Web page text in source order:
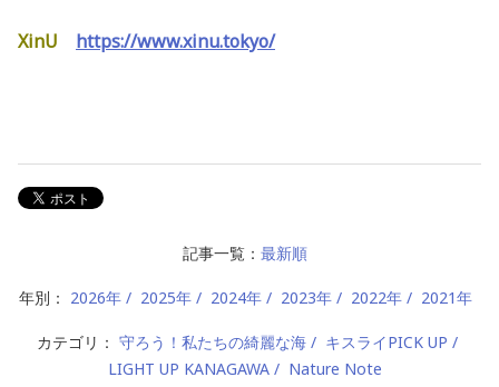
XinU https://www.xinu.tokyo/
記事一覧： 最新順
年別： 2026年 2025年 2024年 2023年 2022年 2021年
カテゴリ： 守ろう！私たちの綺麗な海
キスライPICK UP
LIGHT UP KANAGAWA
Nature Note